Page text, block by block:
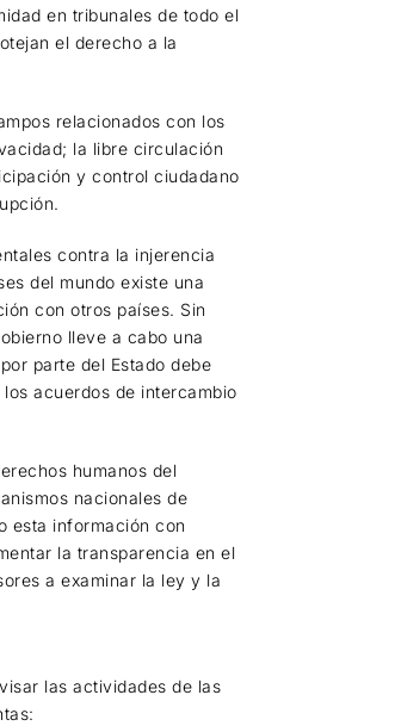
en tribunales de todo el
el derecho a la
relacionados con los
la libre circulación
y control ciudadano
contra la injerencia
del mundo existe una
con otros países. Sin
lleve a cabo una
parte del Estado debe
acuerdos de intercambio
humanos del
nacionales de
esta información con
la transparencia en el
a examinar la ley y la
las actividades de las